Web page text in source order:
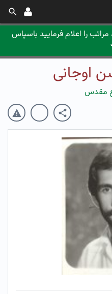
را اعلام فرمایید باسپاس
اوجانی
مقدس